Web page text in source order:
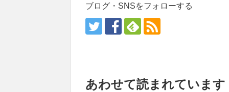
ブログ・SNSをフォローする
あわせて読まれています